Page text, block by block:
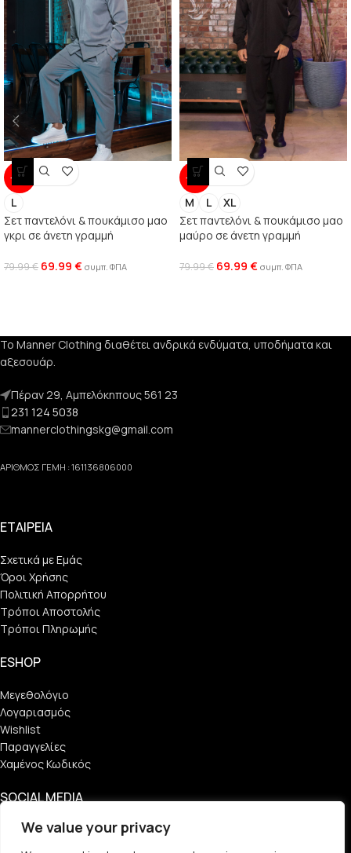
We value your privacy
-13%
L
Σετ παντελόνι & πουκάμισο μαο
γκρι σε άνετη γραμμή
79.99€ 69.99 € συμπ. ΦΠΑ
-13%
M L
XL
Σετ παντελόνι & πουκάμισο μαο
μαύρο σε άνετη γραμμή
79.99€ 69.99 € συμπ. ΦΠΑ
Το Manner Clothing διαθέτει ανδρικά ενδύματα, υποδήματα και
αξεσουάρ.
Πέραν 29, Αμπελόκηπους 561 23
231 124 5038
mannerclothingskg@gmail.com
ΑΡΙΘΜΟΣ ΓΕΜΗ : 161136806000
ΕΤΑΙΡΕΙΑ
Σχετικά με Εμάς
Όροι Χρήσης
Πολιτική Απορρήτου
Τρόποι Αποστολής
Τρόποι Πληρωμής
ESHOP
Μεγεθολόγιο
Λογαριασμός
Wishlist
Παραγγελίες
Χαμένος Κωδικός
SOCIAL MEDIA
Find Us